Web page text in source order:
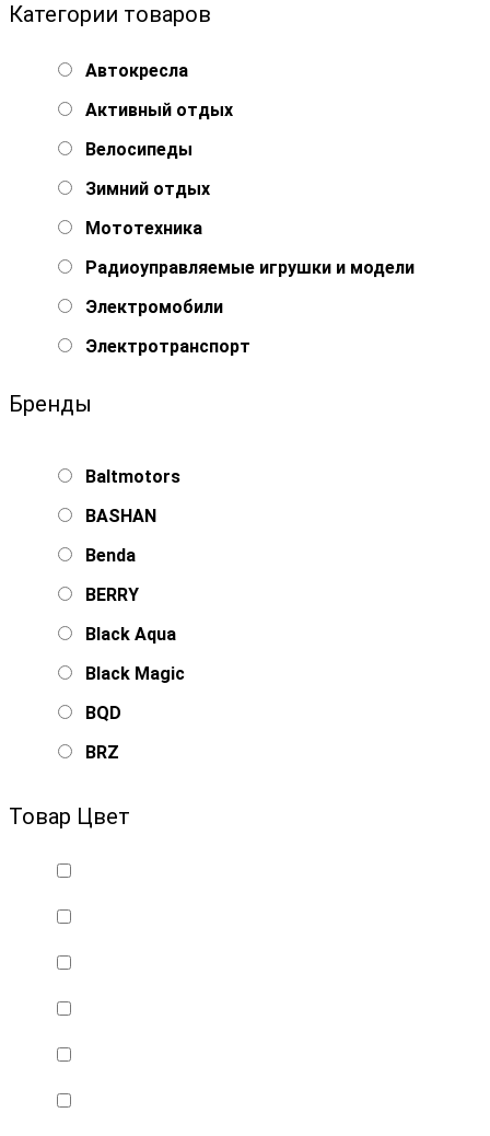
Категории товаров
Автокресла
Активный отдых
Велосипеды
Зимний отдых
Мототехника
Радиоуправляемые игрушки и модели
Электромобили
Электротранспорт
Бренды
Baltmotors
BASHAN
Benda
BERRY
Black Aqua
Black Magic
BQD
BRZ
BSQ
Товар Цвет